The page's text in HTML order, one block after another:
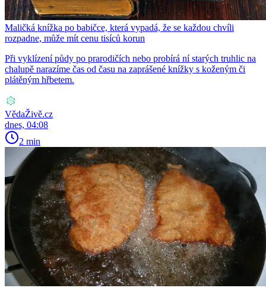
Maličká knížka po babičce, která vypadá, že se každou chvíli
rozpadne, může mít cenu tisíců korun
Při vyklízení půdy po prarodičích nebo probírá ní starých truhlic na
chalupě narazíme čas od času na zaprášené knížky s koženým či
plátěným hřbetem.
VědaŽivě.cz
dnes, 04:08
2 min